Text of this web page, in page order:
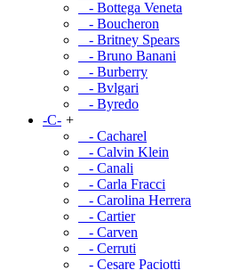
- Bottega Veneta
- Boucheron
- Britney Spears
- Bruno Banani
- Burberry
- Bvlgari
- Byredo
-C- +
- Cacharel
- Calvin Klein
- Canali
- Carla Fracci
- Carolina Herrera
- Cartier
- Carven
- Cerruti
- Cesare Paciotti